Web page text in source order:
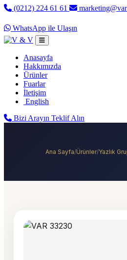
(0212) 224 61 61
WhatsApp ile Ulaşın
Anasayfa
Hakkımızda
Ürünler
Fuarlar
İletişim
English
Bizi Arayın Teklif Alın
Ana Sayfa/Ürünler/Yazlık